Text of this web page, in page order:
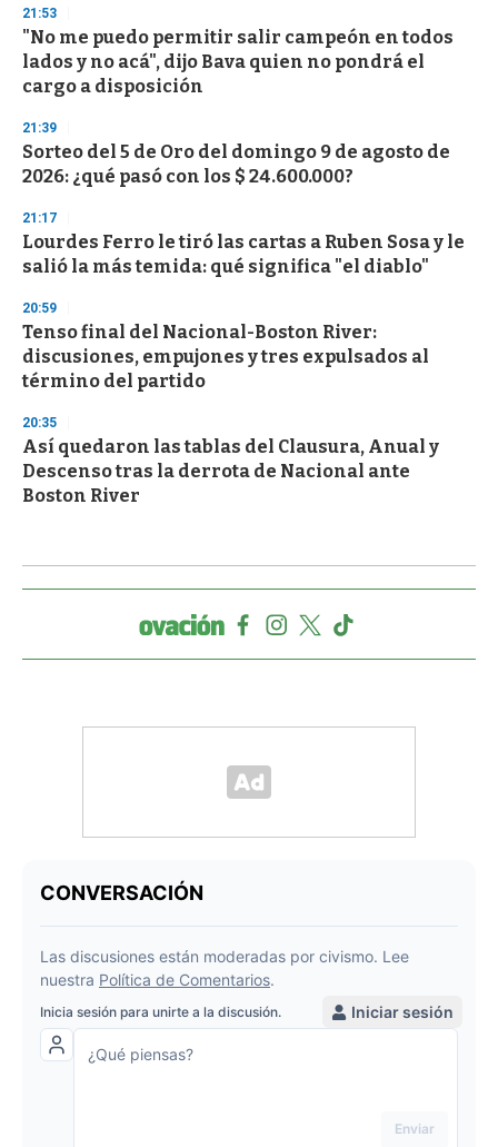
21:53
"No me puedo permitir salir campeón en todos
lados y no acá", dijo Bava quien no pondrá el
cargo a disposición
21:39
Sorteo del 5 de Oro del domingo 9 de agosto de
2026: ¿qué pasó con los $ 24.600.000?
21:17
Lourdes Ferro le tiró las cartas a Ruben Sosa y le
salió la más temida: qué significa "el diablo"
20:59
Tenso final del Nacional-Boston River:
discusiones, empujones y tres expulsados al
término del partido
20:35
Así quedaron las tablas del Clausura, Anual y
Descenso tras la derrota de Nacional ante
Boston River